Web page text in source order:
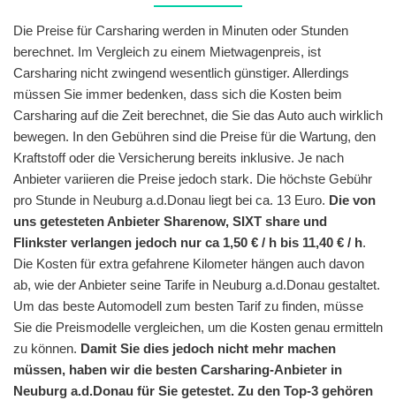
Die Preise für Carsharing werden in Minuten oder Stunden
berechnet. Im Vergleich zu einem Mietwagenpreis, ist
Carsharing nicht zwingend wesentlich günstiger. Allerdings
müssen Sie immer bedenken, dass sich die Kosten beim
Carsharing auf die Zeit berechnet, die Sie das Auto auch wirklich
bewegen. In den Gebühren sind die Preise für die Wartung, den
Kraftstoff oder die Versicherung bereits inklusive. Je nach
Anbieter variieren die Preise jedoch stark. Die höchste Gebühr
pro Stunde in Neuburg a.d.Donau liegt bei ca. 13 Euro. Die von
uns getesteten Anbieter Sharenow, SIXT share und
Flinkster verlangen jedoch nur ca 1,50 € / h bis 11,40 € / h.
Die Kosten für extra gefahrene Kilometer hängen auch davon
ab, wie der Anbieter seine Tarife in Neuburg a.d.Donau gestaltet.
Um das beste Automodell zum besten Tarif zu finden, müsse
Sie die Preismodelle vergleichen, um die Kosten genau ermitteln
zu können. Damit Sie dies jedoch nicht mehr machen
müssen, haben wir die besten Carsharing-Anbieter in
Neuburg a.d.Donau für Sie getestet. Zu den Top-3 gehören